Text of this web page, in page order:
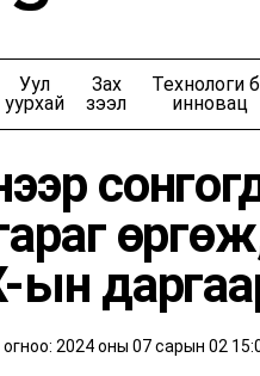
JOBS | Ирээдүйн
Хотын
Түүхийн
Трампын
Уул
уурхай
Зах
зээл
Технологи
инновац
2024 оны 07 сарын 02